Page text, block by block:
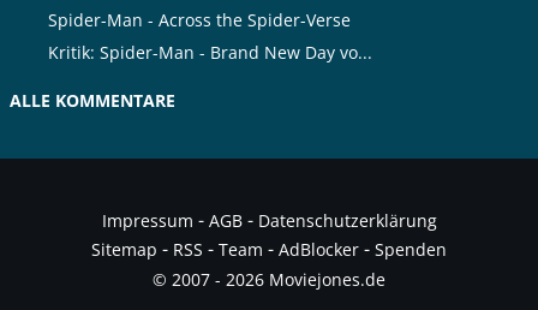
Spider-Man - Across the Spider-Verse
Kritik: Spider-Man - Brand New Day vo...
ALLE KOMMENTARE
Impressum - AGB- Datenschutzerklärung
Sitemap - RSS - Team - AdBlocker - Spenden
© 2007 - 2026 Moviejones.de